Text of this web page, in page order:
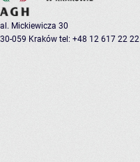
al. Mickiewicza 30
30-059 Kraków tel: +48 12 617 22 22